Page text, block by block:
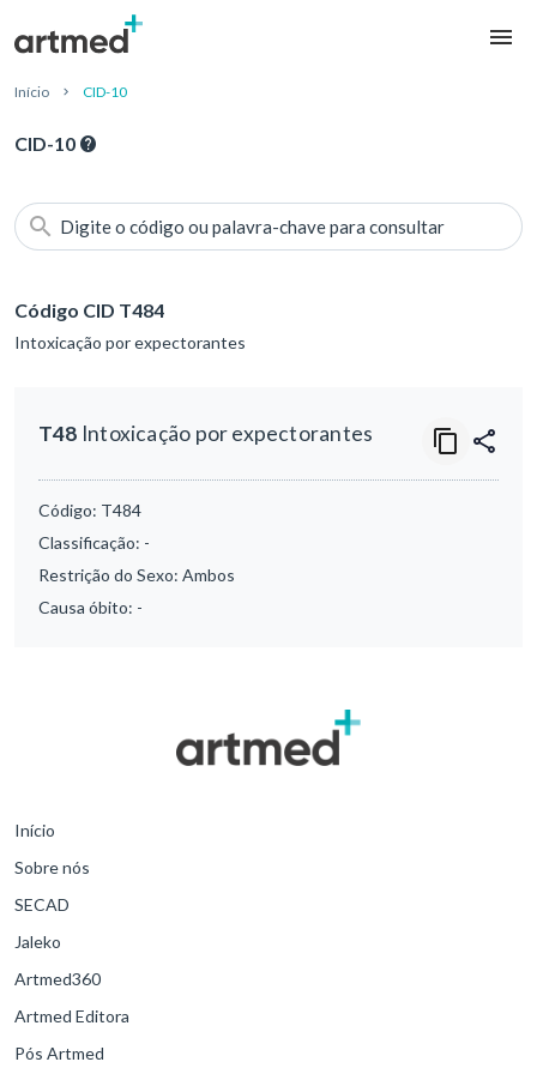
Início CID-10
CID-10
Digite o código ou palavra-chave para consultar
Código CID T484
Intoxicação por expectorantes
T48 Intoxicação por expectorantes
Código: T484
Classificação: -
Restrição do Sexo: Ambos
Causa óbito: -
Início
Sobre nós
SECAD
Jaleko
Artmed360
Artmed Editora
Pós Artmed